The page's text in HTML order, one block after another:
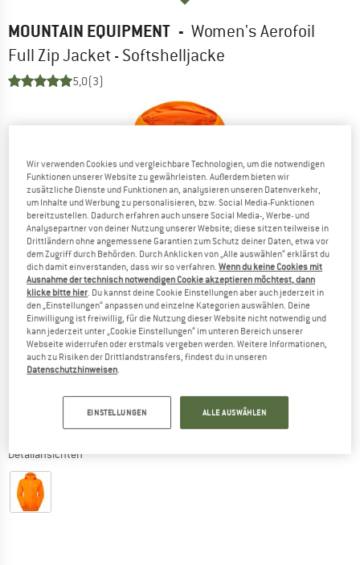
MOUNTAIN EQUIPMENT - Women's Aerofoil
Full Zip Jacket - Softshelljacke
5,0(3)
Detailansichten
Wir verwenden Cookies und vergleichbare Technologien, um die notwendigen
Funktionen unserer Website zu gewährleisten. Außerdem bieten wir
zusätzliche Dienste und Funktionen an, analysieren unseren Datenverkehr,
um Inhalte und Werbung zu personalisieren, bzw. Social Media-Funktionen
bereitzustellen. Dadurch erfahren auch unsere Social Media-, Werbe- und
Analysepartner von deiner Nutzung unserer Website; diese sitzen teilweise in
Drittländern ohne angemessene Garantien zum Schutz deiner Daten, etwa vor
dem Zugriff durch Behörden. Durch Anklicken von „Alle auswählen“ erklärst du
dich damit einverstanden, dass wir so verfahren.Wenn du keine Cookies mit
Ausnahme der technisch notwendigen Cookie akzeptieren möchtest, dann
klicke bitte hier. Du kannst deine Cookie Einstellungen aber auch jederzeit in
den „Einstellungen“ anpassen und einzelne Kategorien auswählen. Deine
Einwilligung ist freiwillig, für die Nutzung dieser Website nicht notwendig und
kann jederzeit unter „Cookie Einstellungen“ im unteren Bereich unserer
Webseite widerrufen oder erstmals vergeben werden. Weitere Informationen,
auch zu Risiken der Drittlandstransfers, findest du in unseren
Datenschutzhinweisen.
EINSTELLUNGEN ALLE AUSWÄHLEN